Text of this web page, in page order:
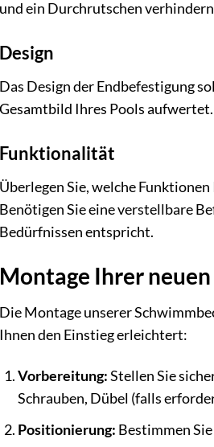
und ein Durchrutschen
Design
Das Design der Endbefestigung
Gesamtbild Ihres Pools
Funktionalität
Überlegen Sie, welche
Benötigen Sie eine verstellbare
Bedürfnissen entspricht.
Montage Ihrer neuen
Die Montage unserer
Ihnen den Einstieg erleichtert:
Vorbereitung:Stellen Sie
Schrauben, Dübel (falls
Positionierung: Bestimmen